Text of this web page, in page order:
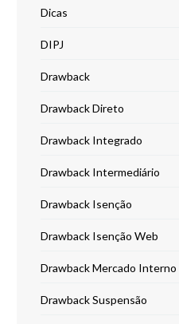
Dicas
DIPJ
Drawback
Drawback Direto
Drawback Integrado
Drawback Intermediário
Drawback Isenção
Drawback Isenção Web
Drawback Mercado Interno
Drawback Suspensão